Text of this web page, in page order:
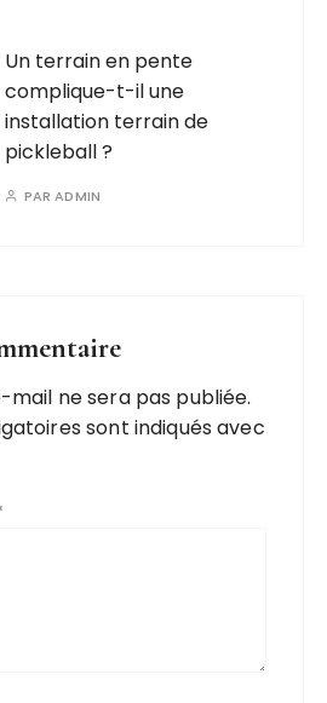
Un terrain en pente
complique-t-il une
installation terrain de
pickleball ?
PARADMIN
ne sera pas publiée.
sont indiqués avec